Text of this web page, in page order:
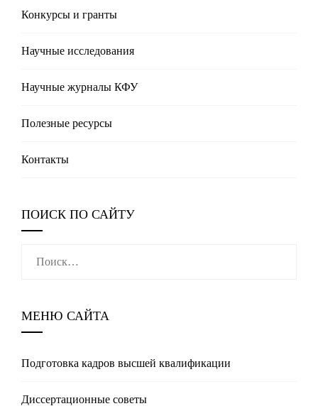
Конкурсы и гранты
Научные исследования
Научные журналы КФУ
Полезные реcурсы
Контакты
ПОИСК ПО САЙТУ
МЕНЮ САЙТА
Подготовка кадров высшей квалификации
Диссертационные советы